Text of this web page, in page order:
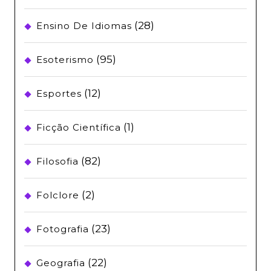
Ensino De Idiomas (28)
Esoterismo (95)
Esportes (12)
Ficção Científica (1)
Filosofia (82)
Folclore (2)
Fotografia (23)
Geografia (22)